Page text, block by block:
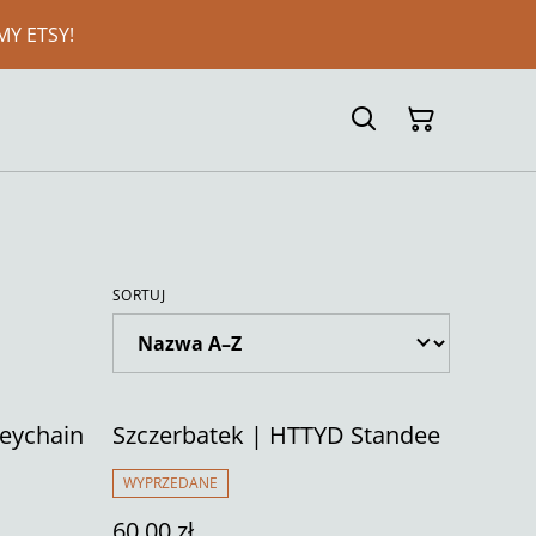
ETSY!
SORTUJ
Szczerbatek | HTTYD Standee
WYPRZEDANE